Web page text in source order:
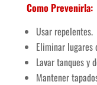
Como Prevenirla:
Usar repelentes.
Eliminar lugares
Lavar tanques y
Mantener